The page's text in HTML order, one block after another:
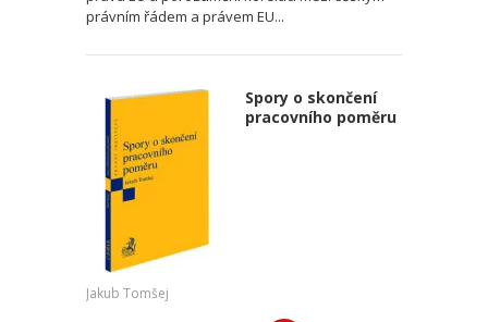
právním řádem a právem EU...
Spory o skončení
pracovního poměru
Jakub Tomšej